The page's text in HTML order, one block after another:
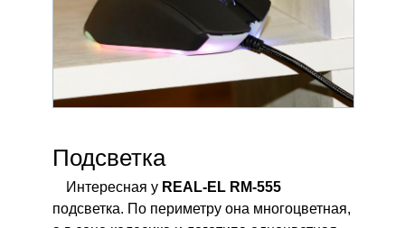
Подсветка
Интересная у REAL-EL RM-555
подсветка. По периметру она многоцветная,